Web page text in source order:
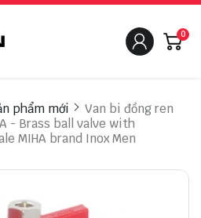
0
phẩm mới
Van bi đồng ren
- Brass ball valve with
MIHA brand Inox Men